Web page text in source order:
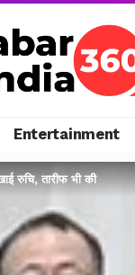
Entertainment
रुचि, तारीफ भी की